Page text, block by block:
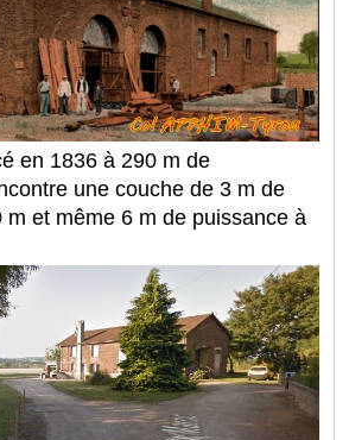
en 1836 à 290 m de
une couche de 3 m de
m et même 6 m de puissance à